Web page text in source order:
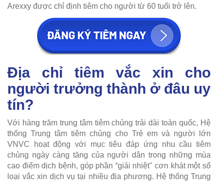
Arexxy được chỉ định tiêm cho người từ 60 tuổi trở lên.
Địa chỉ tiêm vắc xin cho
người trưởng thành ở đâu uy
tín?
Với hàng trăm trung tâm tiêm chủng trải dài toàn quốc, Hệ
thống Trung tâm tiêm chủng cho Trẻ em và người lớn
VNVC hoạt động với mục tiêu đáp ứng nhu cầu tiêm
chủng ngày càng tăng của người dân trong những mùa
cao điểm dịch bệnh, góp phần “giải nhiệt" cơn khát một số
loại vắc xin dịch vụ tại nhiều địa phương. Hệ thống Trung